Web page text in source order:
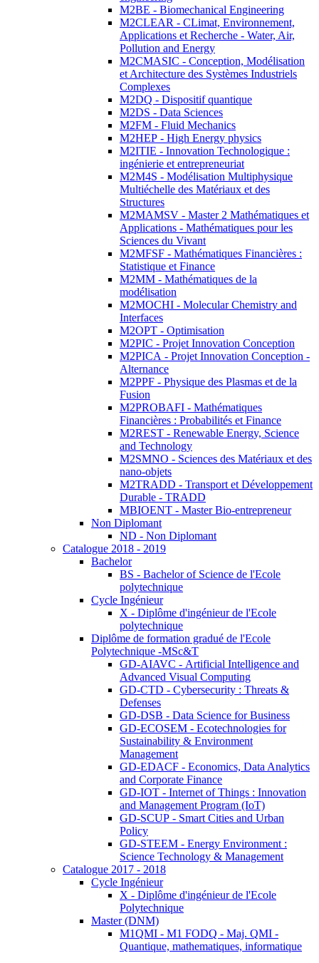
M2BE - Biomechanical Engineering
M2CLEAR - CLimat, Environnement,
Applications et Recherche - Water, Air,
Pollution and Energy
M2CMASIC - Conception, Modélisation
et Architecture des Systèmes Industriels
Complexes
M2DQ - Dispositif quantique
M2DS - Data Sciences
M2FM - Fluid Mechanics
M2HEP - High Energy physics
M2ITIE - Innovation Technologique :
ingénierie et entrepreneuriat
M2M4S - Modélisation Multiphysique
Multiéchelle des Matériaux et des
Structures
M2MAMSV - Master 2 Mathématiques et
Applications - Mathématiques pour les
Sciences du Vivant
M2MFSF - Mathématiques Financières :
Statistique et Finance
M2MM - Mathématiques de la
modélisation
M2MOCHI - Molecular Chemistry and
Interfaces
M2OPT - Optimisation
M2PIC - Projet Innovation Conception
M2PICA - Projet Innovation Conception -
Alternance
M2PPF - Physique des Plasmas et de la
Fusion
M2PROBAFI - Mathématiques
Financières : Probabilités et Finance
M2REST - Renewable Energy, Science
and Technology
M2SMNO - Sciences des Matériaux et des
nano-objets
M2TRADD - Transport et Développement
Durable - TRADD
MBIOENT - Master Bio-entrepreneur
Non Diplomant
ND - Non Diplomant
Catalogue 2018 - 2019
Bachelor
BS - Bachelor of Science de l'Ecole
polytechnique
Cycle Ingénieur
X - Diplôme d'ingénieur de l'Ecole
polytechnique
Diplôme de formation gradué de l'Ecole
Polytechnique -MSc&T
GD-AIAVC - Artificial Intelligence and
Advanced Visual Computing
GD-CTD - Cybersecurity : Threats &
Defenses
GD-DSB - Data Science for Business
GD-ECOSEM - Ecotechnologies for
Sustainability & Environment
Management
GD-EDACF - Economics, Data Analytics
and Corporate Finance
GD-IOT - Internet of Things : Innovation
and Management Program (IoT)
GD-SCUP - Smart Cities and Urban
Policy
GD-STEEM - Energy Environment :
Science Technology & Management
Catalogue 2017 - 2018
Cycle Ingénieur
X - Diplôme d'ingénieur de l'Ecole
Polytechnique
Master (DNM)
M1QMI - M1 FODQ - Maj. QMI -
Quantique, mathematiques, informatique